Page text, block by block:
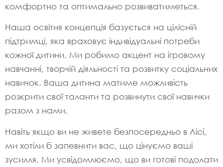
комфортно та оптимально розвиватиметься.
Наша освітня концепція базується на цілісній
підтримці, яка враховує індивідуальні потреби
кожної дитини. Ми робимо акцент на ігровому
навчанні, творчій діяльності та розвитку соціальних
навичок. Ваша дитина матиме можливість
розкрити свої таланти та розвинути свої навички
разом з нами.
Навіть якщо ви не живете безпосередньо в Лісі,
ми хотіли б запевнити вас, що цінуємо ваші
зусилля. Ми усвідомлюємо, що ви готові подолати